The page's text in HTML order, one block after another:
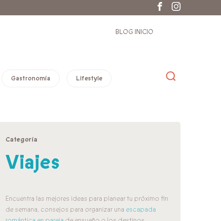
BLOG INICIO
Gastronomía Lifestyle
Categoría
Viajes
Encuentra las mejores ideas para planear tu próximo fin
de semana, consejos para organizar una escapada